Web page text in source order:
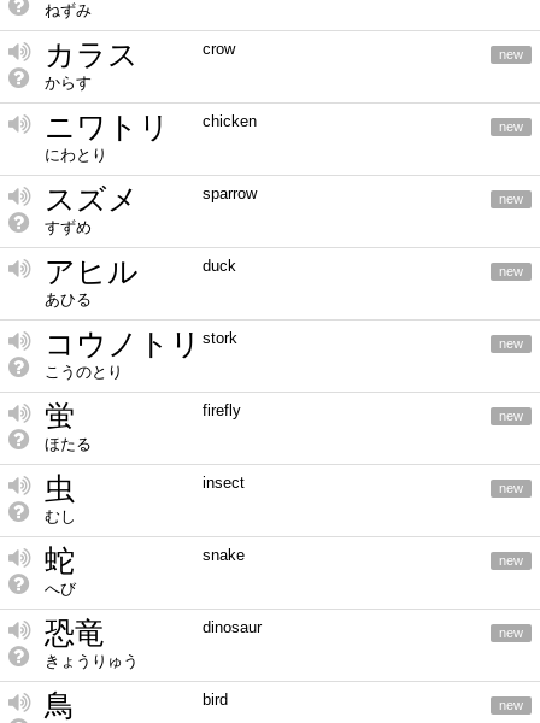
ねずみ
カラス
からす
crow new
ニワトリ
にわとり
chicken new
スズメ
すずめ
sparrow new
アヒル
あひる
duck new
コウノトリ
こうのとり
stork new
蛍
ほたる
firefly new
虫
むし
insect new
蛇
へび
snake new
恐竜
きょうりゅう
dinosaur new
鳥 bird new